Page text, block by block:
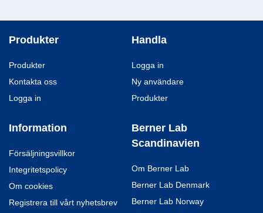
Produkter
Produkter
Kontakta oss
Logga in
Handla
Logga in
Ny användare
Produkter
Information
Försäljningsvillkor
Integritetspolicy
Om cookies
Registrera till vårt nyhetsbrev
Berner Lab
Scandinavien
Om Berner Lab
Berner Lab Denmark
Berner Lab Norway